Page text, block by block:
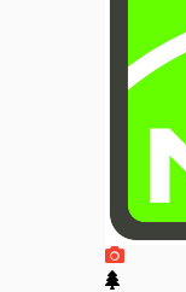
Februar 2026 die
Umwandlung zur
Handwerk GmbH.
Unterstützt